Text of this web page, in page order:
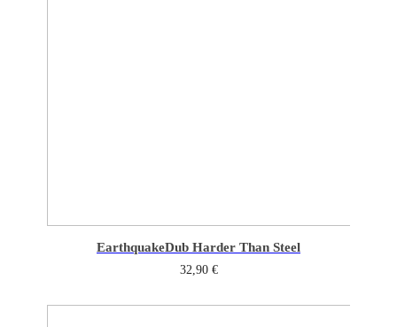
EarthquakeDub Harder Than Steel
32,90 €